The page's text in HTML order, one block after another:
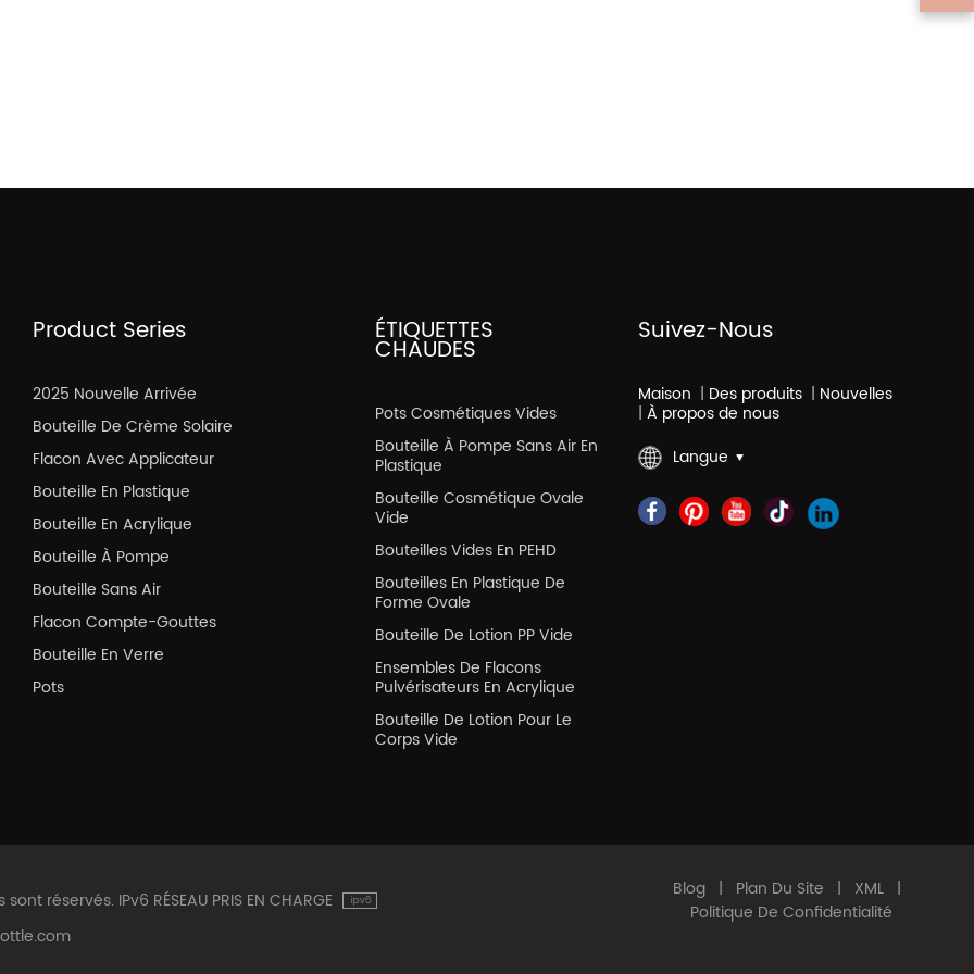
Product Series
2025 Nouvelle Arrivée
Bouteille De Crème Solaire
Flacon Avec Applicateur
Bouteille En Plastique
Bouteille En Acrylique
Bouteille À Pompe
Bouteille Sans Air
Flacon Compte-Gouttes
Bouteille En Verre
Pots
ÉTIQUETTES
CHAUDES
Pots Cosmétiques Vides
Bouteille À Pompe Sans Air En
Plastique
Bouteille Cosmétique Ovale
Vide
Bouteilles Vides En PEHD
Bouteilles En Plastique De
Forme Ovale
Bouteille De Lotion PP Vide
Ensembles De Flacons
Pulvérisateurs En Acrylique
Bouteille De Lotion Pour Le
Corps Vide
Suivez-Nous
Maison | Des produits | Nouvelles
| À propos de nous
Langue
réservés. IPv6 RÉSEAU PRIS EN CHARGE Blog | Plan Du Site | XML |
Politique De Confidentialité